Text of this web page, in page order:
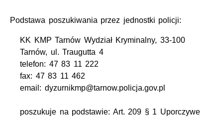
Podstawa poszukiwania przez jednostki policji:
KK KMP Tarnów Wydział Kryminalny, 33-100
Tarnów, ul. Traugutta 4
telefon: 47 83 11 222
fax: 47 83 11 462
email: dyzurnikmp@tarnow.policja.gov.pl
poszukuje na podstawie: Art. 209 § 1 Uporczywe